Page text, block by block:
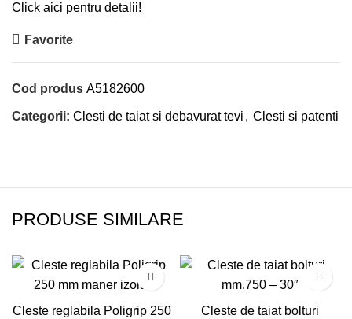
Click aici pentru detalii!
Favorite
Cod produs A5182600
Categorii: Clesti de taiat si debavurat tevi , Clesti si patenti
PRODUSE SIMILARE
Cleste reglabila Poligrip 250
Cleste de taiat bolturi